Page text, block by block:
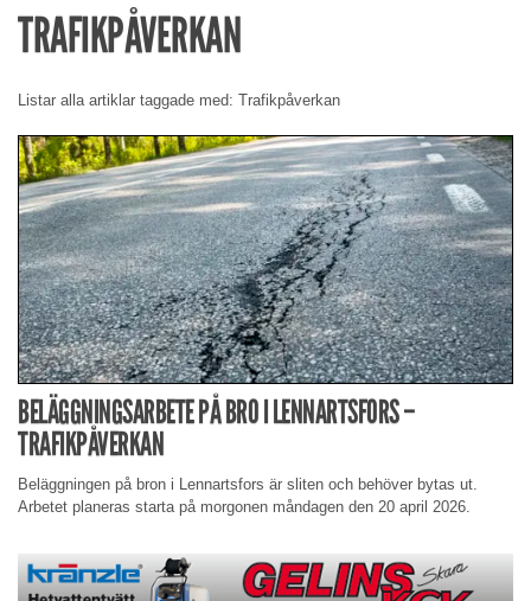
TRAFIKPÅVERKAN
Listar alla artiklar taggade med: Trafikpåverkan
BELÄGGNINGSARBETE PÅ BRO I LENNARTSFORS –
TRAFIKPÅVERKAN
Beläggningen på bron i Lennartsfors är sliten och behöver bytas ut.
Arbetet planeras starta på morgonen måndagen den 20 april 2026.